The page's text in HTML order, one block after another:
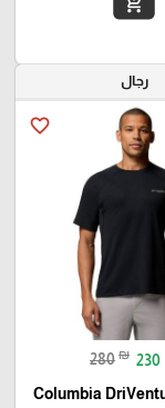
رجال
favorite_border
280 ₪ 230
Columbia